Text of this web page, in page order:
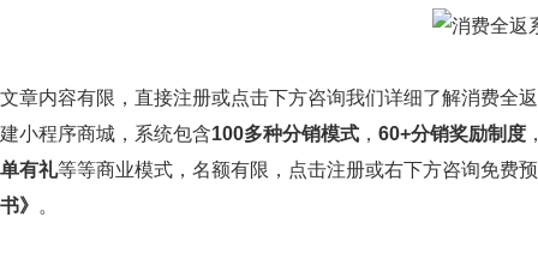
文章内容有限，直接注册或点击下方咨询我们详细了解消费全
建小程序商城，系统包含100多种分销模式 ， 60+分销奖励制度
单有礼等等商业模式，名额有限，点击注册或右下方咨询免费
书》 。